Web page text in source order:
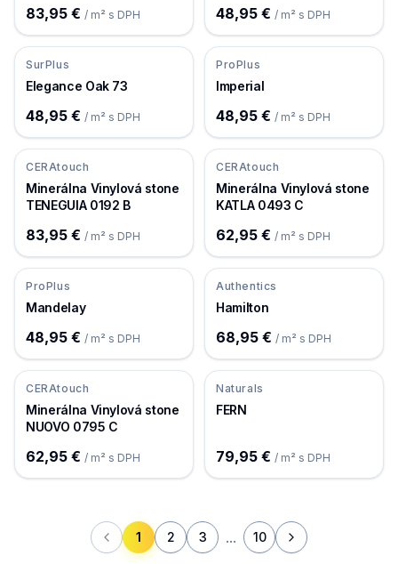
83,95 € / m² s DPH 48,95 € / m² s DPH
SurPlus
Elegance Oak 73
48,95 € / m² s DPH
ProPlus
Imperial
48,95 € / m² s DPH
CERAtouch
Minerálna Vinylová stone
TENEGUIA 0192 B
83,95 € / m² s DPH
CERAtouch
Minerálna Vinylová stone
KATLA 0493 C
62,95 € / m² s DPH
ProPlus
Mandelay
48,95 € / m² s DPH
Authentics
Hamilton
68,95 € / m² s DPH
CERAtouch
Minerálna Vinylová stone
NUOVO 0795 C
62,95 € / m² s DPH
Naturals
FERN
79,95 € / m² s DPH
1 2 3 ... 10